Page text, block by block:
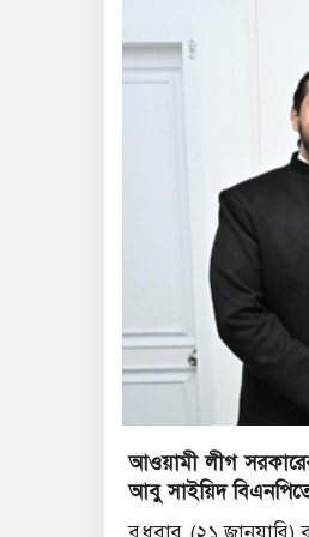
আওয়ামী লীগ
আবু সাইয়িদ